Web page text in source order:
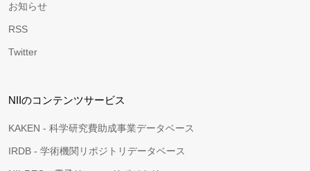
お知らせ
RSS
Twitter
NIIのコンテンツサービス
KAKEN - 科学研究費助成事業データベース
IRDB - 学術機関リポジトリデータベース